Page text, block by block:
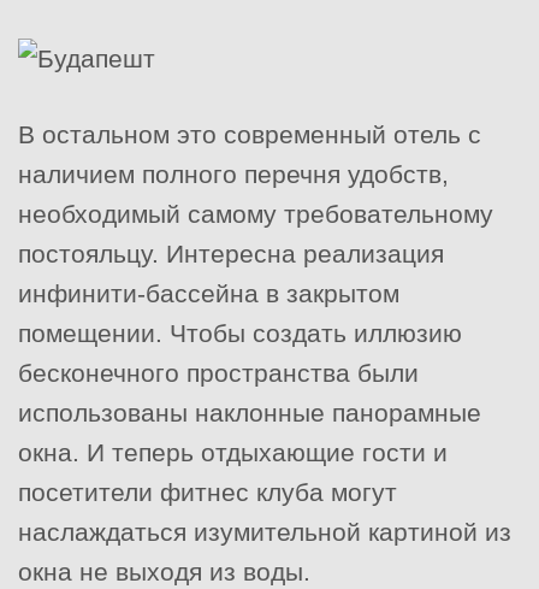
В остальном это современный отель с
наличием полного перечня удобств,
необходимый самому требовательному
постояльцу. Интересна реализация
инфинити-бассейна в закрытом
помещении. Чтобы создать иллюзию
бесконечного пространства были
использованы наклонные панорамные
окна. И теперь отдыхающие гости и
посетители фитнес клуба могут
наслаждаться изумительной картиной из
окна не выходя из воды.